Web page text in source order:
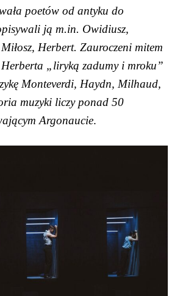
poetów od antyku do
ją m.in. Owidiusz,
Herbert. Zauroczeni mitem
Herberta „liryką zadumy i mroku”
Monteverdi, Haydn, Milhaud,
muzyki liczy ponad 50
Argonaucie.